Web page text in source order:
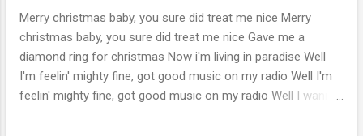
Merry christmas baby, you sure did treat me nice Merry
christmas baby, you sure did treat me nice Gave me a
diamond ring for christmas Now i'm living in paradise Well
I'm feelin' mighty fine, got good music on my radio Well I'm
feelin' mighty fine, got good music on my radio Well I wanna